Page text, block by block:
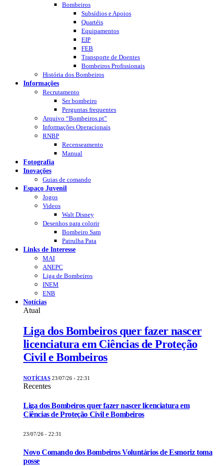
Bombeiros
Subsídios e Apoios
Quartéis
Equipamentos
EIP
FEB
Transporte de Doentes
Bombeiros Profissionais
História dos Bombeiros
Informações
Recrutamento
Ser bombeiro
Perguntas frequentes
Arquivo “Bombeiros.pt”
Informações Operacionais
RNBP
Recenseamento
Manual
Fotografia
Inovações
Guias de comando
Espaço Juvenil
Jogos
Videos
Walt Disney
Desenhos para colorir
Bombeiro Sam
Patrulha Pata
Links de Interesse
MAI
ANEPC
Liga de Bombeiros
INEM
ENB
Notícias
Atual
Liga dos Bombeiros quer fazer nascer
licenciatura em Ciências de Proteção
Civil e Bombeiros
NOTÍCIAS 23/07/26 - 22:31
Recentes
Liga dos Bombeiros quer fazer nascer licenciatura em
Ciências de Proteção Civil e Bombeiros
23/07/26 - 22:31
Novo Comando dos Bombeiros Voluntários de Esmoriz toma
posse